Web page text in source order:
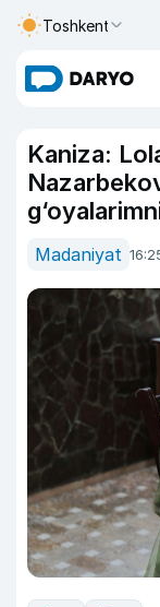
Toshkent
Kaniza:
Madaniyat